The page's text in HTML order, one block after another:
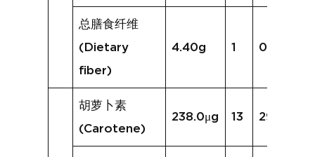
总膳食纤维
(Dietary
fiber)
4.40g 1 0.5g
胡萝卜素
(Carotene)
238.0μg 13 294.0μg